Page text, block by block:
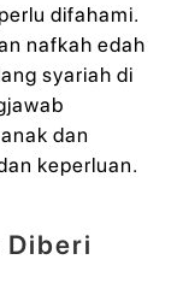
difahami.
nafkah edah
syariah di
dan
keperluan.
Diberi